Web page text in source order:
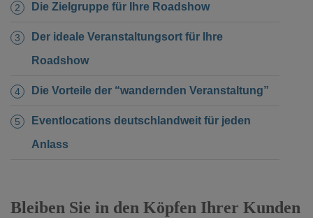
Die Zielgruppe für Ihre Roadshow
Der ideale Veranstaltungsort für Ihre
Roadshow
Die Vorteile der “wandernden Veranstaltung”
Eventlocations deutschlandweit für jeden
Anlass
Bleiben Sie in den Köpfen Ihrer Kunden